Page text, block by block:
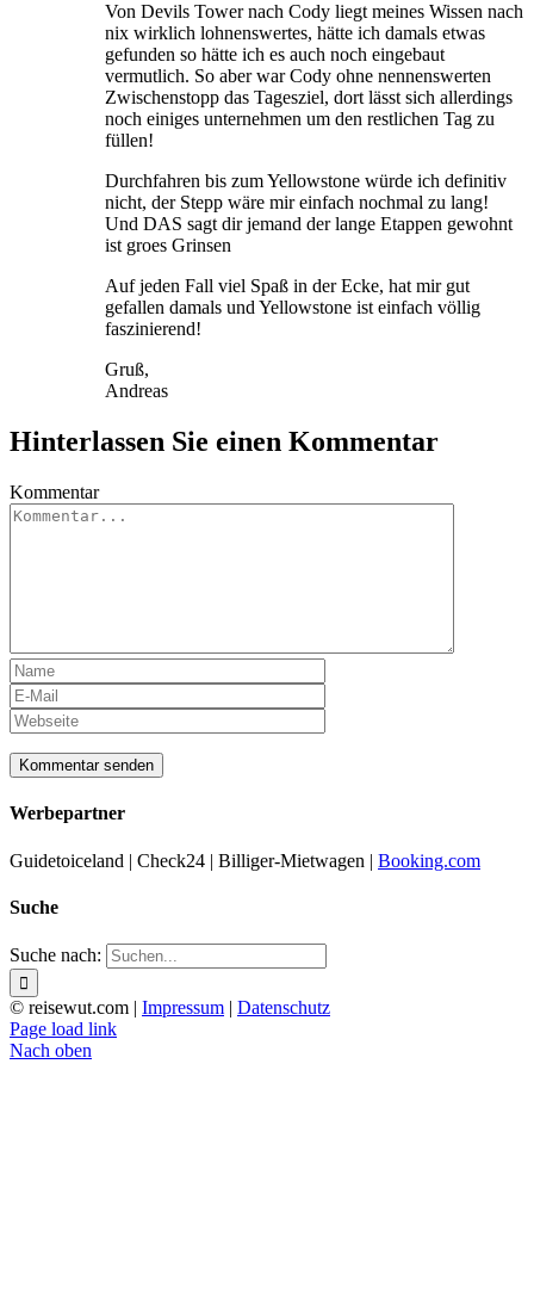
Von Devils Tower nach Cody liegt meines Wissen nach
nix wirklich lohnenswertes, hätte ich damals etwas
gefunden so hätte ich es auch noch eingebaut
vermutlich. So aber war Cody ohne nennenswerten
Zwischenstopp das Tagesziel, dort lässt sich allerdings
noch einiges unternehmen um den restlichen Tag zu
füllen!
Durchfahren bis zum Yellowstone würde ich definitiv
nicht, der Stepp wäre mir einfach nochmal zu lang!
Und DAS sagt dir jemand der lange Etappen gewohnt
ist groes Grinsen
Auf jeden Fall viel Spaß in der Ecke, hat mir gut
gefallen damals und Yellowstone ist einfach völlig
faszinierend!
Gruß,
Andreas
Hinterlassen Sie einen Kommentar
Kommentar
Werbepartner
Guidetoiceland | Check24 | Billiger-Mietwagen | Booking.com
Suche
Suche nach:
© reisewut.com | Impressum | Datenschutz
Page load link
Nach oben